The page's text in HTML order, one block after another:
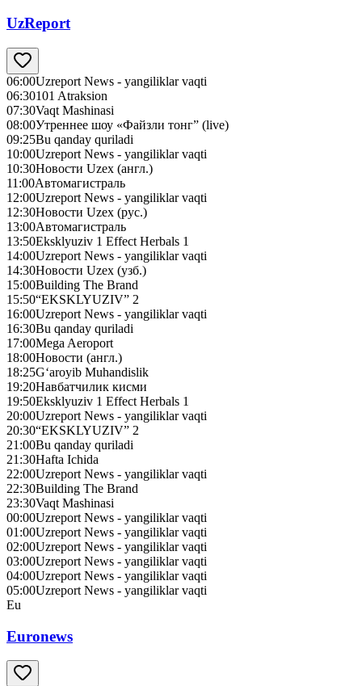
UzReport
06:00Uzreport News - yangiliklar vaqti
06:30101 Atraksion
07:30Vaqt Mashinasi
08:00Утреннее шоу «Файзли тонг” (live)
09:25Bu qanday quriladi
10:00Uzreport News - yangiliklar vaqti
10:30Новости Uzex (англ.)
11:00Автомагистраль
12:00Uzreport News - yangiliklar vaqti
12:30Новости Uzex (рус.)
13:00Автомагистраль
13:50Eksklyuziv 1 Effect Herbals 1
14:00Uzreport News - yangiliklar vaqti
14:30Новости Uzex (узб.)
15:00Building The Brand
15:50“EKSKLYUZIV” 2
16:00Uzreport News - yangiliklar vaqti
16:30Bu qanday quriladi
17:00Mega Aeroport
18:00Новости (англ.)
18:25G‘aroyib Muhandislik
19:20Навбатчилик кисми
19:50Eksklyuziv 1 Effect Herbals 1
20:00Uzreport News - yangiliklar vaqti
20:30“EKSKLYUZIV” 2
21:00Bu qanday quriladi
21:30Hafta Ichida
22:00Uzreport News - yangiliklar vaqti
22:30Building The Brand
23:30Vaqt Mashinasi
00:00Uzreport News - yangiliklar vaqti
01:00Uzreport News - yangiliklar vaqti
02:00Uzreport News - yangiliklar vaqti
03:00Uzreport News - yangiliklar vaqti
04:00Uzreport News - yangiliklar vaqti
05:00Uzreport News - yangiliklar vaqti
Eu
Euronews